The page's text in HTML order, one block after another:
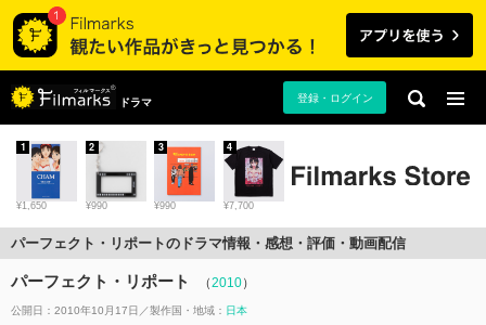
ドラマ 登録・ログイン
¥1,650
1
¥990
2
¥990
3
¥7,700
4
パーフェクト・リポートのドラマ情報・感想・評価・動画配信
パーフェクト・リポート （2010）
公開日：2010年10月17日 製作国・地域： 日本